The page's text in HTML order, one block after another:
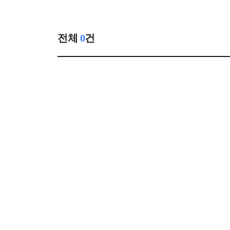
전체 0건